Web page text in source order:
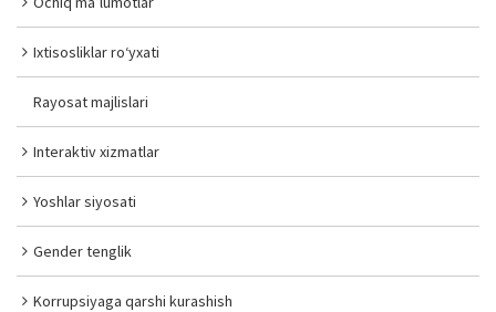
Ixtisosliklar ro‘yxati
Rayosat majlislari
Interaktiv xizmatlar
Yoshlar siyosati
Gender tenglik
Korrupsiyaga qarshi kurashish